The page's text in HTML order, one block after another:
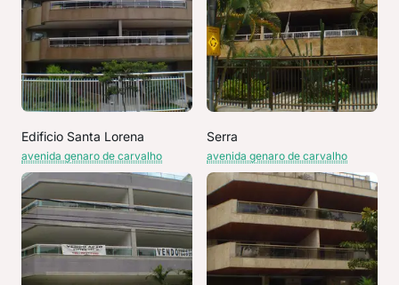
Edificio Santa Lorena
avenida genaro de carvalho
Serra
avenida genaro de carvalho